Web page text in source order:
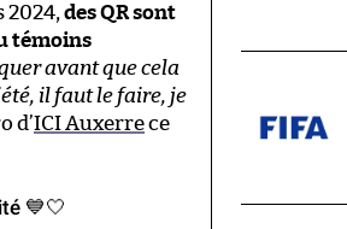
2024, des QR sont
témoins
avant que cela
il faut le faire, je
d’ICI Auxerrece
💙🤍